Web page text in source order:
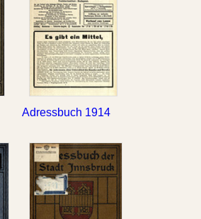
Adressbuch 1914